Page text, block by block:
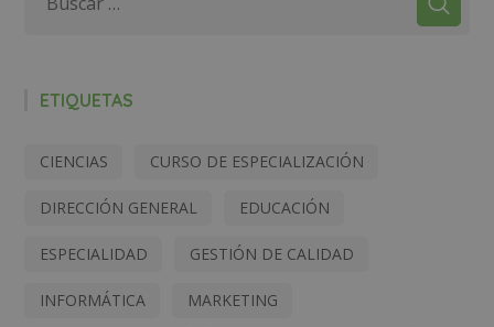
ETIQUETAS
CIENCIAS CURSO DE ESPECIALIZACIÓN
DIRECCIÓN GENERAL EDUCACIÓN
ESPECIALIDAD GESTIÓN DE CALIDAD
INFORMÁTICA MARKETING